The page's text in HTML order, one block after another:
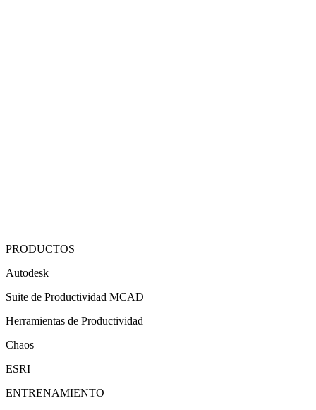
PRODUCTOS
Autodesk
Suite de Productividad MCAD
Herramientas de Productividad
Chaos
ESRI
ENTRENAMIENTO